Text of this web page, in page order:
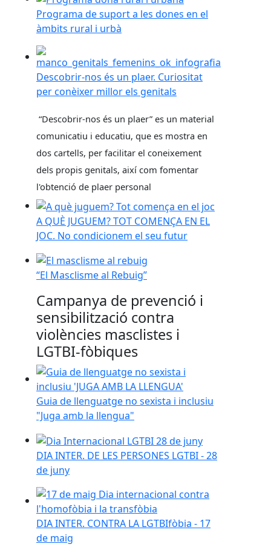
Programa de suport a les dones en el
àmbits rural i urbà
Descobrir-nos és un plaer. Curiositat per conèixer
Descobrir-nos és un plaer. Curiositat
per conèixer millor els genitals
“Descobrir-nos és un plaer” es un material
comunicatiu i educatiu, que es mostra en
dos cartells, per facilitar el coneixement
dels propis genitals, així com fomentar
l'obtenció de plaer personal
A QUÈ JUGUEM? TOT COMENÇA EN EL JOC. No
A QUÈ JUGUEM? TOT COMENÇA EN EL
JOC. No condicionem el seu futur
“El Masclisme al Rebuig”
“El Masclisme al Rebuig”
Campanya de prevenció i
sensibilització contra
violències masclistes i
LGTBI-fòbiques
Guia de llenguatge no sexista i inclusiu "Juga amb
Guia de llenguatge no sexista i inclusiu
"Juga amb la llengua"
DIA INTER. DE LES PERSONES LGTBI - 28 de juny
DIA INTER. DE LES PERSONES LGTBI - 28
de juny
DIA INTER. CONTRA LA LGTBIfòbia - 17 de maig
DIA INTER. CONTRA LA LGTBIfòbia - 17
de maig